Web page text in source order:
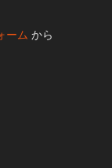
ーム から